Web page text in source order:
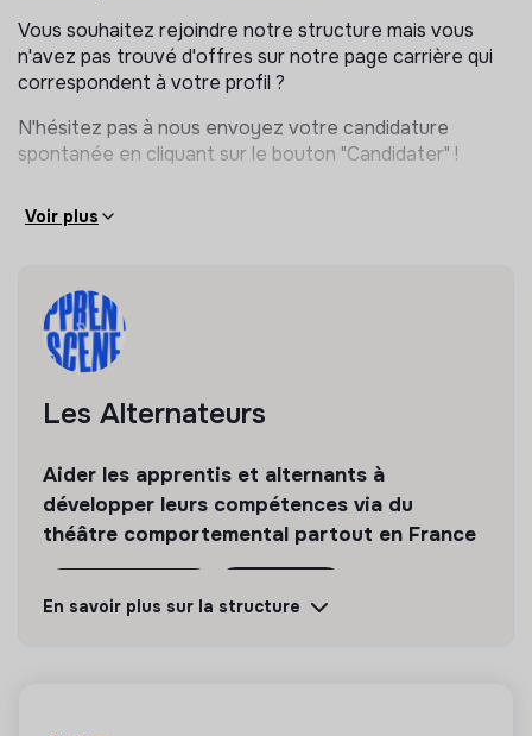
Vous souhaitez rejoindre notre structure mais vous
n'avez pas trouvé d'offres sur notre page carrière qui
correspondent à votre profil ?
N'hésitez pas à nous envoyez votre candidature
spontanée en cliquant sur le bouton "Candidater" !
Voir plus
Les Alternateurs
Aider les apprentis et alternants à
développer leurs compétences via du
théâtre comportemental partout en France
Cette structure est publique (collectivité
En savoir plus sur la structure